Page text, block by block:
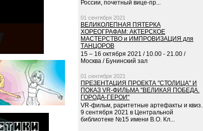
России, почетный вице-пр...
01 сентября 2021
ВЕЛИКОЛЕПНАЯ ПЯТЕРКА
ХОРЕОГРАФАМ: АКТЕРСКОЕ
МАСТЕРСТВО и ИМПРОВИЗАЦИЯ для
ТАНЦОРОВ
15 – 16 октября 2021 / 10.00 - 21.00 /
Москва / Бунинский зал
01 сентября 2021
ПРЕЗЕНТАЦИЯ ПРОЕКТА "СТОЛИЦА" И
ПОКАЗ VR-ФИЛЬМА "ВЕЛИКАЯ ПОБЕДА.
ГОРОДА-ГЕРОИ"
VR-фильм, раритетные артефакты и квиз.
9 сентября 2021 в Центральной
библиотеке №15 имени В.О. Кл...